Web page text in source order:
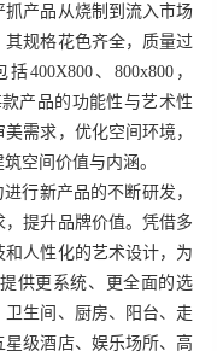
产品从烧制到流入市场
规格花色齐全，质量过
400X800、800x800，
款产品的功能性与艺术性
需求，优化空间环境，
空间价值与内涵。
行新产品的不断研发，
提升品牌价值。凭借多
人性化的艺术设计，为
供更系统、更全面的选
生间、厨房、阳台、走
级酒店、娱乐场所、高